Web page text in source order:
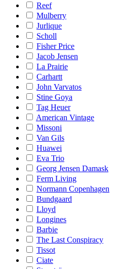
Reef
Mulberry
Jurlique
Scholl
Fisher Price
Jacob Jensen
La Prairie
Carhartt
John Varvatos
Stine Goya
Tag Heuer
American Vintage
Missoni
Van Gils
Huawei
Eva Trio
Georg Jensen Damask
Ferm Living
Normann Copenhagen
Bundgaard
Lloyd
Longines
Barbie
The Last Conspiracy
Tissot
Ciate